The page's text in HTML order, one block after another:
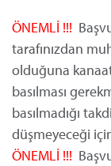
ÖNEMLİ !!!
tarafınızdan
olduğuna
basılması
basılmadığı
düşmeyeceği
ÖNEMLİ !!!